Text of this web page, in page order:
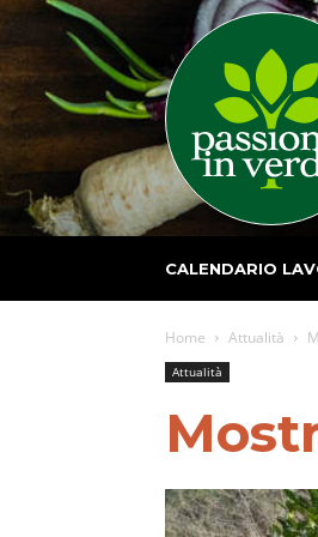
CALENDARIO
Home Attualità
Attualità